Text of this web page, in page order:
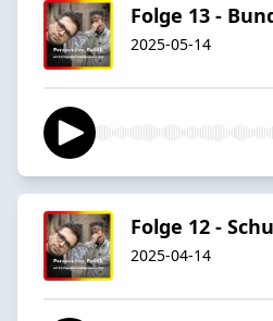
Folge 13 -
2025-05-14
Folge 12 -
2025-04-14